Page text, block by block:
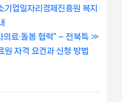
기업일자리경제진흥원 복지
료·돌봄 협력” – 전북특
원 자격 요건과 신청 방법